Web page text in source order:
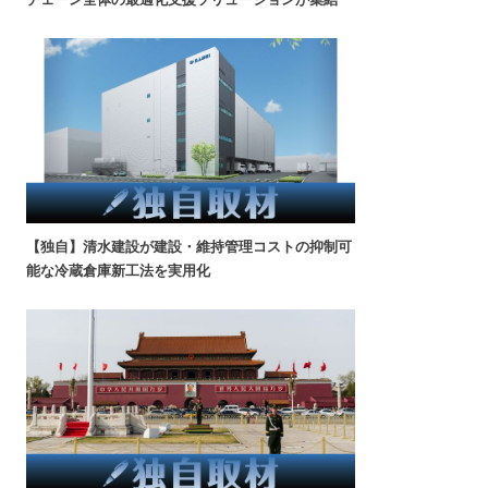
【独自】清水建設が建設・維持管理コストの抑制可
能な冷蔵倉庫新工法を実用化